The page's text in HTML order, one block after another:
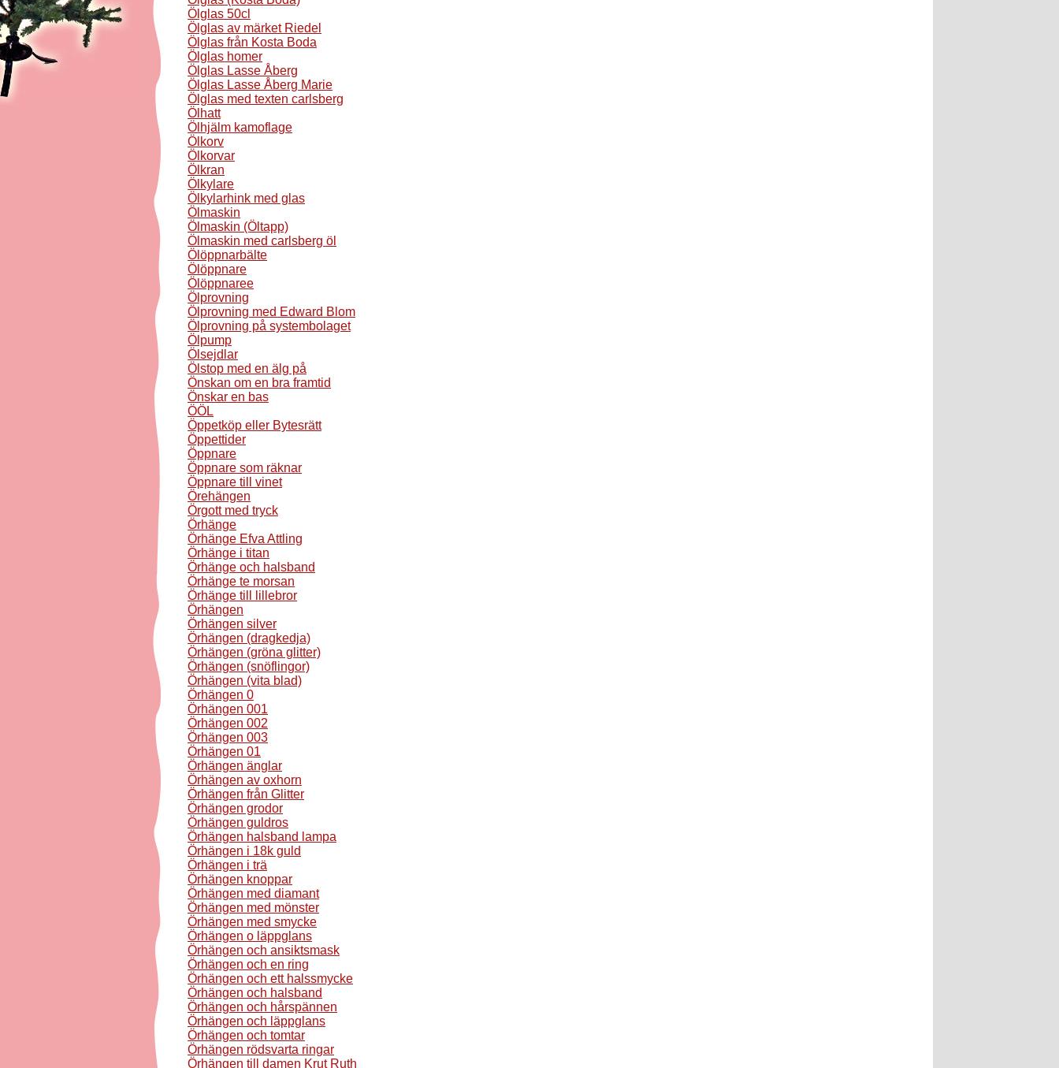
Ölglas 50cl
Ölglas av märket Riedel
Ölglas från Kosta Boda
Ölglas homer
Ölglas Lasse Åberg
Ölglas Lasse Åberg Marie
Ölglas med texten carlsberg
Ölhatt
Ölhjälm kamoflage
Ölkorv
Ölkorvar
Ölkran
Ölkylare
Ölkylarhink med glas
Ölmaskin
Ölmaskin (Öltapp)
Ölmaskin med carlsberg öl
Ölöppnarbälte
Ölöppnare
Ölöppnaree
Ölprovning
Ölprovning med Edward Blom
Ölprovning på systembolaget
Ölpump
Ölsejdlar
Ölstop med en älg på
Önskan om en bra framtid
Önskar en bas
ÖÖL
Öppetköp eller Bytesrätt
Öppettider
Öppnare
Öppnare som räknar
Öppnare till vinet
Örehängen
Örgott med tryck
Örhänge
Örhänge Efva Attling
Örhänge i titan
Örhänge och halsband
Örhänge te morsan
Örhänge till lillebror
Örhängen
Örhängen silver
Örhängen (dragkedja)
Örhängen (gröna glitter)
Örhängen (snöflingor)
Örhängen (vita blad)
Örhängen 0
Örhängen 001
Örhängen 002
Örhängen 003
Örhängen 01
Örhängen änglar
Örhängen av oxhorn
Örhängen från Glitter
Örhängen grodor
Örhängen guldros
Örhängen halsband lampa
Örhängen i 18k guld
Örhängen i trä
Örhängen knoppar
Örhängen med diamant
Örhängen med mönster
Örhängen med smycke
Örhängen o läppglans
Örhängen och ansiktsmask
Örhängen och en ring
Örhängen och ett halssmycke
Örhängen och halsband
Örhängen och hårspännen
Örhängen och läppglans
Örhängen och tomtar
Örhängen rödsvarta ringar
Örhängen till damen Krut Ruth